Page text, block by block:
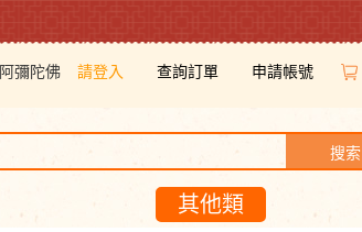
阿彌陀佛 請登入 查詢訂單 申請帳號
搜索
其他類